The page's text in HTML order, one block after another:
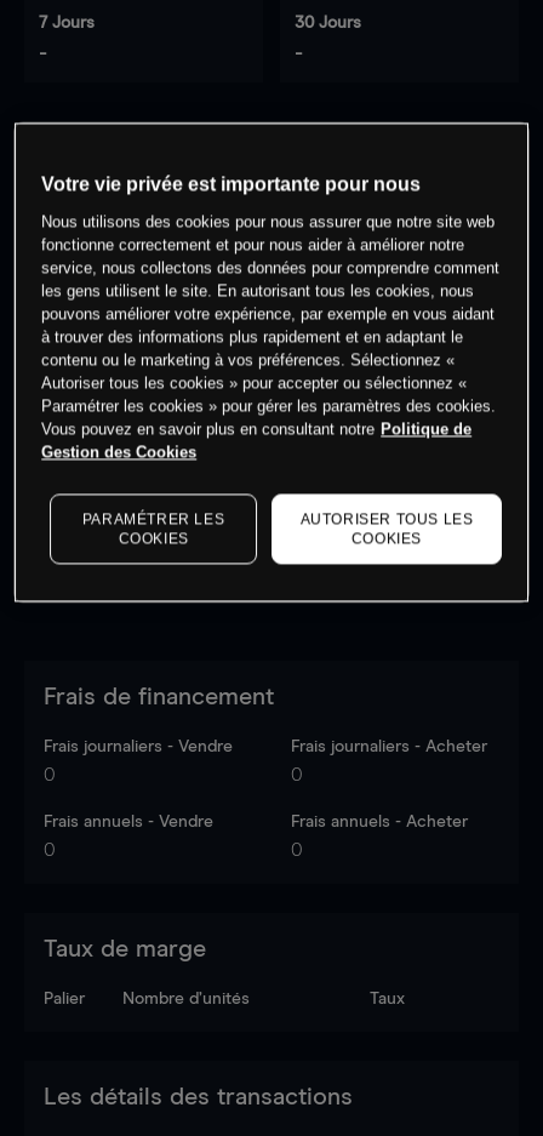
7 Jours
-
30 Jours
-
cet actif
Commencez à trader
Les prix sont indicatifs.Connectez-vous pour voir les
dernières données du marché.
Frais de financement
Frais journaliers - Vendre
0
Frais journaliers - Acheter
0
Frais annuels - Vendre
0
Frais annuels - Acheter
0
Taux de marge
Palier Nombre d’unités Taux
Les détails des transactions
Votre vie privée est importante pour nous
Nous utilisons des cookies pour nous assurer que notre site web
fonctionne correctement et pour nous aider à améliorer notre
service, nous collectons des données pour comprendre comment
les gens utilisent le site. En autorisant tous les cookies, nous
pouvons améliorer votre expérience, par exemple en vous aidant
à trouver des informations plus rapidement et en adaptant le
contenu ou le marketing à vos préférences. Sélectionnez «
Autoriser tous les cookies » pour accepter ou sélectionnez «
Paramétrer les cookies » pour gérer les paramètres des cookies.
Vous pouvez en savoir plus en consultant notre Politique de
Gestion des Cookies
PARAMÉTRER LES
COOKIES
AUTORISER TOUS LES
COOKIES